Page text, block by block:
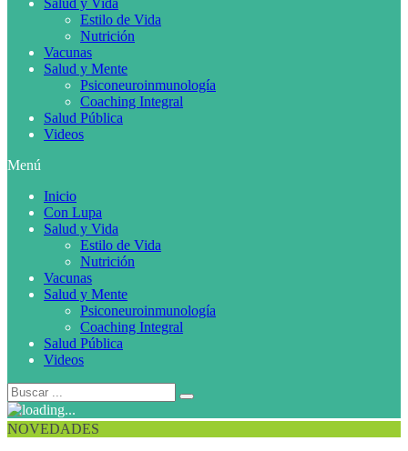
Salud y Vida
Estilo de Vida
Nutrición
Vacunas
Salud y Mente
Psiconeuroinmunología
Coaching Integral
Salud Pública
Videos
Menú
Inicio
Con Lupa
Salud y Vida
Estilo de Vida
Nutrición
Vacunas
Salud y Mente
Psiconeuroinmunología
Coaching Integral
Salud Pública
Videos
NOVEDADES